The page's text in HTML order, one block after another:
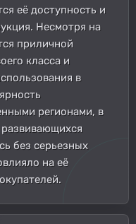
её доступность и
Несмотря на
приличной
класса и
в
регионами, в
без серьезных
на её